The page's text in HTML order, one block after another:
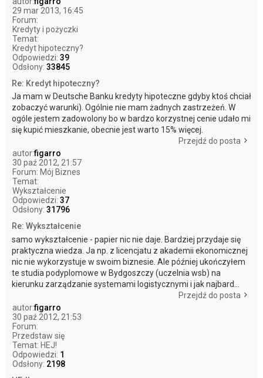
29 mar 2013, 16:45
Forum:
Kredyty i pożyczki
Temat:
Kredyt hipoteczny?
Odpowiedzi: 39
Odsłony: 33845
Re: Kredyt hipoteczny?
Ja mam w Deutsche Banku kredyty hipoteczne gdyby ktoś chciał
zobaczyć warunki). Ogólnie nie mam żadnych zastrzeżeń. W
ogóle jestem zadowolony bo w bardzo korzystnej cenie udało mi
się kupić mieszkanie, obecnie jest warto 15% więcej.
Przejdź do posta
autor:figarro
30 paź 2012, 21:57
Forum: Mój Biznes
Temat:
Wykształcenie
Odpowiedzi: 37
Odsłony: 31796
Re: Wykształcenie
samo wykształcenie - papier nic nie daje. Bardziej przydaje się
praktyczna wiedza. Ja np. z licencjatu z akademii ekonomicznej
nic nie wykorzystuje w swoim biznesie. Ale później ukończyłem
te studia podyplomowe w Bydgoszczy (uczelnia wsb) na
kierunku zarządzanie systemami logistycznymi i jak najbard...
Przejdź do posta
autor:figarro
30 paź 2012, 21:53
Forum:
Przedstaw się
Temat: HEJ!
Odpowiedzi: 1
Odsłony: 2198